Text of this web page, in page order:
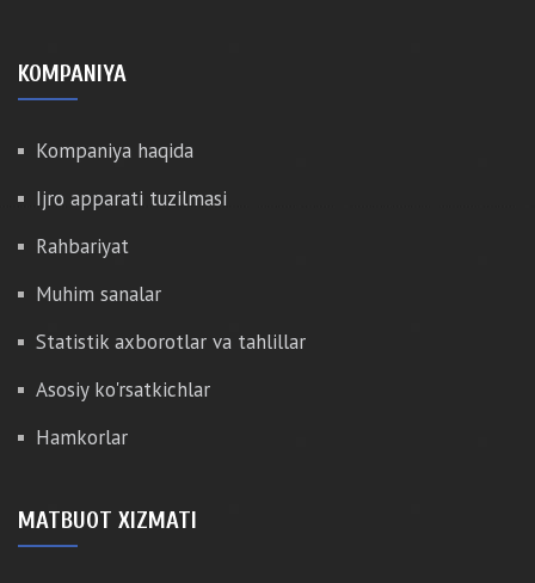
KOMPANIYA
Kompaniya haqida
Ijro apparati tuzilmasi
Rahbariyat
Muhim sanalar
Statistik axborotlar va tahlillar
Asosiy ko'rsatkichlar
Hamkorlar
MATBUOT XIZMATI